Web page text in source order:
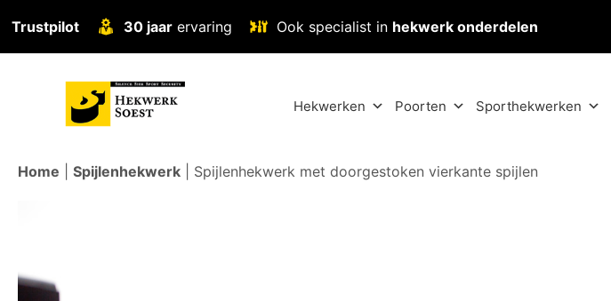
Trustpilot 30 jaar ervaring Ook specialist in hekwerk onderdelen
Hekwerken Poorten Sporthekwerken
Home Spijlenhekwerk Spijlenhekwerk met doorgestoken vierkante spijlen